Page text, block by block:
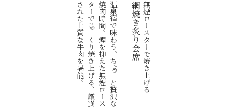
無煙ロースターで焼き上げる
網焼き炙り会席
温
泉
宿
で
味
わ
う
、
ち
ょ
っ
と
贅
沢
な
焼
肉
時
間
。
煙
を
抑
え
た
無
煙
ロ
ー
ス
タ
ー
で
じ
っ
く
り
焼
き
上
げ
る
、
厳
選
さ
れ
た
上
質
な
牛
肉
を
堪
能
。